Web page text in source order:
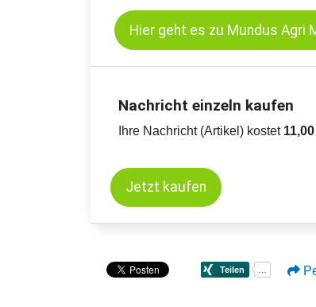
Hier geht es zu Mundus Agri
Nachricht einzeln kaufen
Ihre Nachricht (Artikel) kostet
Jetzt kaufen